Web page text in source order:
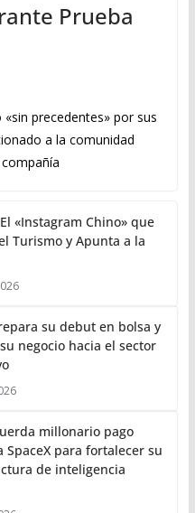
Prueba
precedentes» por sus
a la comunidad
«Instagram Chino» que
Turismo y Apunta a la
su debut en bolsa y
negocio hacia el sector
millonario pago
SpaceX para fortalecer su
de inteligencia